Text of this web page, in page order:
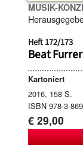
MUSIK-
Heft 172/173
Beat Furrer
Kartoniert
2016, 158 S.
ISBN 978-3-
€ 29,00